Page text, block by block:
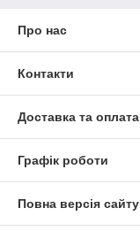
Про нас
Контакти
Доставка та оплата
Графік роботи
Повна версія сайту